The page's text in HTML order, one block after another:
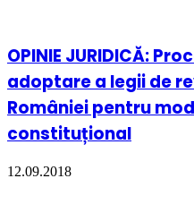
OPINIE JURIDICĂ:
adoptare a legii de
României pentru
constituțional
12.09.2018